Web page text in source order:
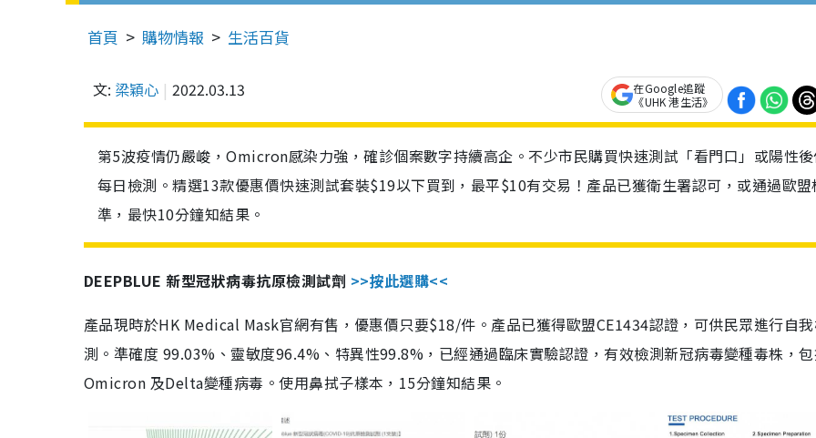
首頁 購物情報 生活百貨
文: 梁穎心 2022.03.13
在Google追蹤
《UHK 港生活》
第5波疫情仍嚴峻，Omicron感染力強，確診個案數字持續高企。不少市民購買快速測試「看門口」或陽性
每日檢測。精選13款優惠價快速測試套裝$19以下買到，最平$10有交易！產品已獲衛生署認可，或通過歐盟
準，最快10分鐘知結果。
DEEPBLUE 新型冠狀病毒抗原檢測試劑 >>按此選購<<
產品現時於HK Medical Mask官網有售，優惠價只要$18/件。產品已獲得歐盟CE1434認證，可供民眾進行自
測。準確度 99.03%、靈敏度96.4%、特異性99.8%，已經通過臨床實驗認證，有效檢測新冠病毒變種毒株，
Omicron 及Delta變種病毒。使用鼻拭子樣本，15分鐘知結果。